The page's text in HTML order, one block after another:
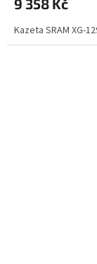
9 358 Kč
Kazeta SRAM XG-